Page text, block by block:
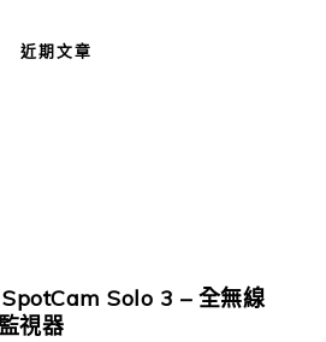
近期文章
Solo 3 – 全無線
視器